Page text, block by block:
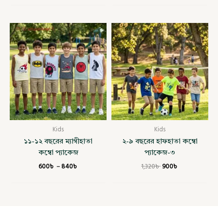
Kids
১১-১২ বছরের ম্যাগীহাতা
কম্বো প্যাকেজ
600৳ –840৳
Price
range:
600৳
through
840৳
Kids
২-৯ বছরের হাফহাতা কম্বো
প্যাকেজ-৩
1,320৳
Original
price
was:
1,320৳ .
900৳
Current
price
is:
900৳ .